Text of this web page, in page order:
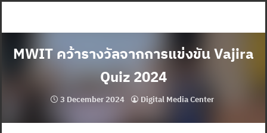
MWIT คว้ารางวัลจากการแข่งขัน Vajira
Quiz 2024
3 December 2024 Digital Media Center